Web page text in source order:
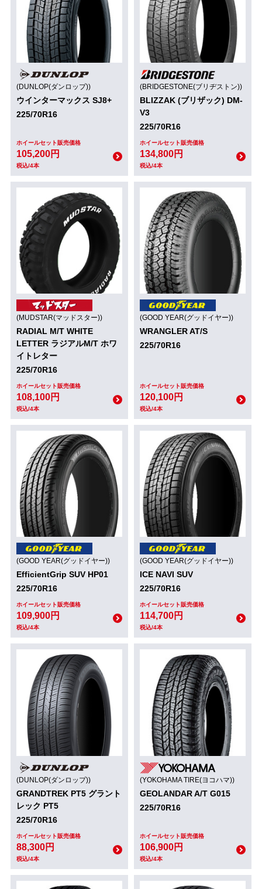
(DUNLOP(ダンロップ))
ウインターマックス SJ8+
225/70R16
ホイールセット販売価格
105,200円
税込/4本
(BRIDGESTONE(ブリヂストン))
BLIZZAK (ブリザック) DM-
V3
225/70R16
ホイールセット販売価格
134,800円
税込/4本
(MUDSTAR(マッドスター))
RADIAL M/T WHITE
LETTER ラジアルM/T ホワ
イトレター
225/70R16
ホイールセット販売価格
108,100円
税込/4本
(GOOD YEAR(グッドイヤー))
WRANGLER AT/S
225/70R16
ホイールセット販売価格
120,100円
税込/4本
(GOOD YEAR(グッドイヤー))
EfficientGrip SUV HP01
225/70R16
ホイールセット販売価格
109,900円
税込/4本
(GOOD YEAR(グッドイヤー))
ICE NAVI SUV
225/70R16
ホイールセット販売価格
114,700円
税込/4本
(DUNLOP(ダンロップ))
GRANDTREK PT5 グラント
レック PT5
225/70R16
ホイールセット販売価格
88,300円
税込/4本
(YOKOHAMA TIRE(ヨコハマ))
GEOLANDAR A/T G015
225/70R16
ホイールセット販売価格
106,900円
税込/4本